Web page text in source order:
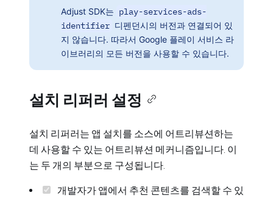
Adjust SDK는 play-services-ads-
identifier 디펜던시의 버전과 연결되어 있
지 않습니다. 따라서 Google 플레이 서비스 라
이브러리의 모든 버전을 사용할 수 있습니다.
설치 리퍼러 설정
설치 리퍼러는 앱 설치를 소스에 어트리뷰션하는
데 사용할 수 있는 어트리뷰션 메커니즘입니다. 이
는 두 개의 부분으로 구성됩니다.
개발자가 앱에서 추천 콘텐츠를 검색할 수 있